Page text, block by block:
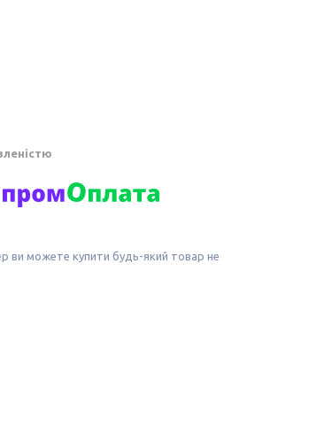
ви можете купити будь-який товар не